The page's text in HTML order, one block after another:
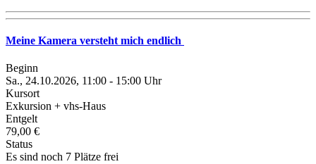
Meine Kamera versteht mich endlich
Beginn
Sa., 24.10.2026, 11:00 - 15:00 Uhr
Kursort
Exkursion + vhs-Haus
Entgelt
79,00 €
Status
Es sind noch 7 Plätze frei